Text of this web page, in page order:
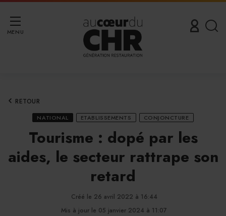
MENU
RETOUR
NATIONAL ETABLISSEMENTS CONJONCTURE
Tourisme : dopé par les
aides, le secteur rattrape son
retard
Créé le 26 avril 2022 à 16:44
Mis à jour le 05 janvier 2024 à 11:07